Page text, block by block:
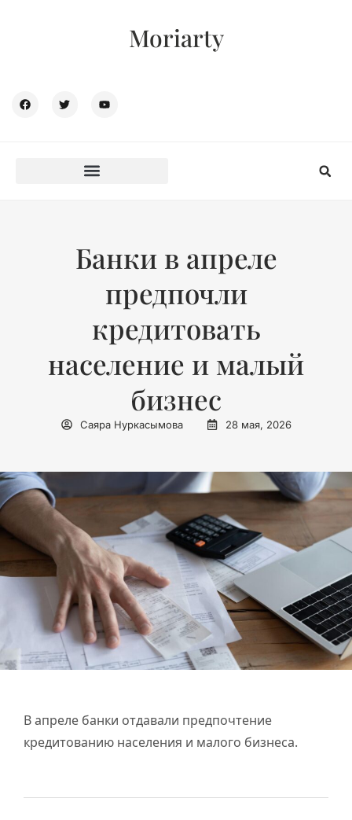
Moriarty
Банки в апреле
предпочли
кредитовать
население и малый
бизнес
Саяра Нуркасымова 28 мая, 2026
В апреле банки отдавали предпочтение
кредитованию населения и малого бизнеса.